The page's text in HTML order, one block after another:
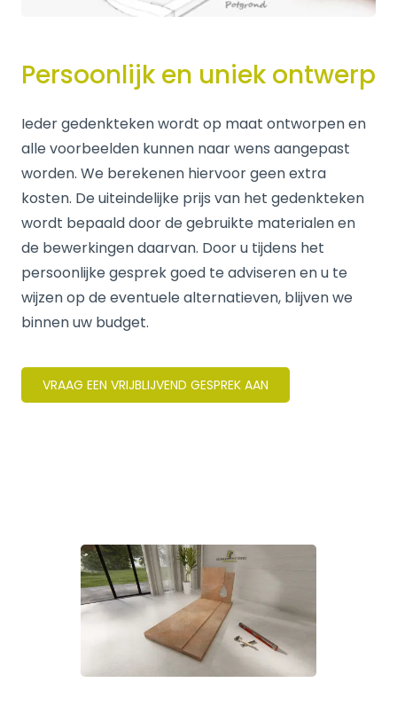
Persoonlijk en uniek ontwerp
Ieder gedenkteken wordt op maat ontworpen en
alle voorbeelden kunnen naar wens aangepast
worden. We berekenen hiervoor geen extra
kosten. De uiteindelijke prijs van het gedenkteken
wordt bepaald door de gebruikte materialen en
de bewerkingen daarvan. Door u tijdens het
persoonlijke gesprek goed te adviseren en u te
wijzen op de eventuele alternatieven, blijven we
binnen uw budget.
VRAAG EEN VRIJBLIJVEND GESPREK AAN